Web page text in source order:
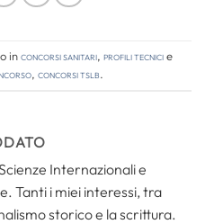
inConcorsi Sanitari, Profili tecnicie
, concorsi tslb.
Internazionali e
Tanti i miei interessi, tra
storico e la scrittura.